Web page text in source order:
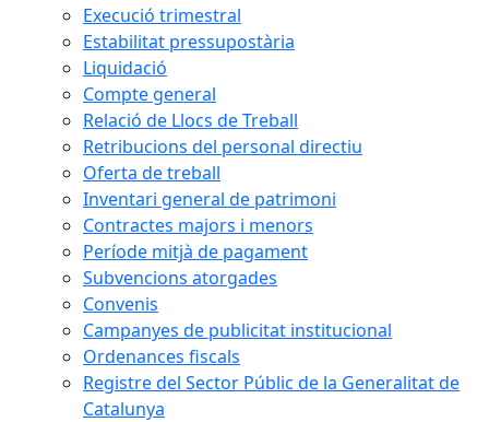
Execució trimestral
Estabilitat pressupostària
Liquidació
Compte general
Relació de Llocs de Treball
Retribucions del personal directiu
Oferta de treball
Inventari general de patrimoni
Contractes majors i menors
Període mitjà de pagament
Subvencions atorgades
Convenis
Campanyes de publicitat institucional
Ordenances fiscals
Registre del Sector Públic de la Generalitat de
Catalunya